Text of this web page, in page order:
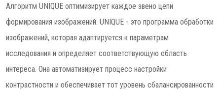
Алгоритм UNIQUE оптимизирует каждое звено цепи
формирования изображений. UNIQUE - это программа обработки
изображений, которая адаптируется к параметрам
исследования и определяет соответствующую область
интереса. Она автоматизирует процесс настройки
контрастности и обеспечивает тот уровень сбалансированности